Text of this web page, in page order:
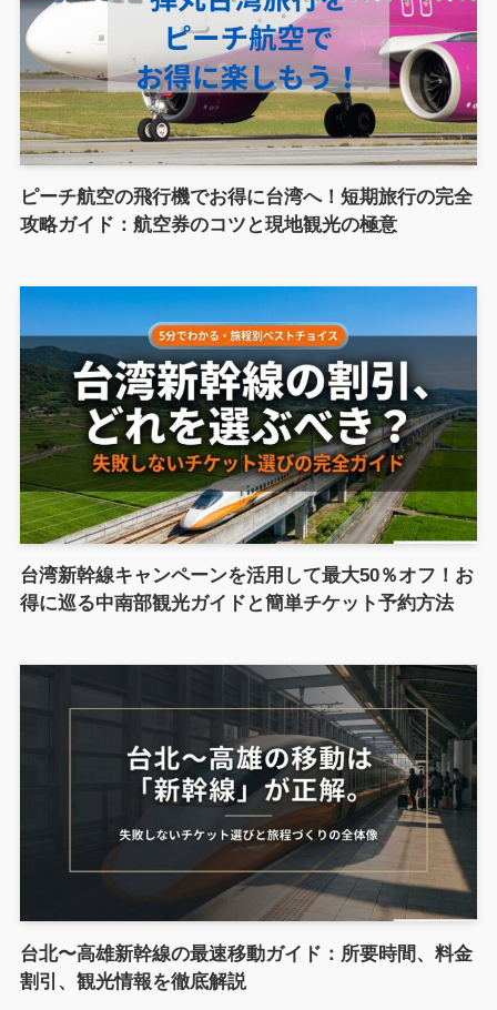
ピーチ航空の飛行機でお得に台湾へ！短期旅行の完全
攻略ガイド：航空券のコツと現地観光の極意
台湾新幹線キャンペーンを活用して最大50％オフ！お
得に巡る中南部観光ガイドと簡単チケット予約方法
台北〜高雄新幹線の最速移動ガイド：所要時間、料金
割引、観光情報を徹底解説